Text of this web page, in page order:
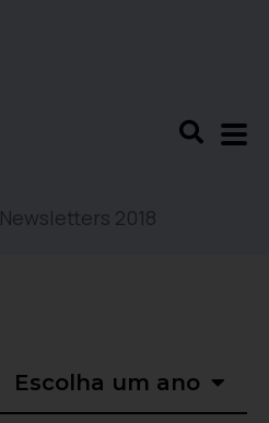
Newsletters 2018
Escolha um ano